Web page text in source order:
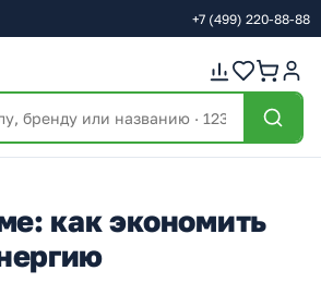
+7 (499) 220-88-88
как экономить